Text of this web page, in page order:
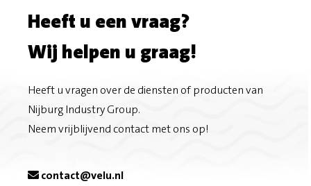
Heeft u een vraag?
Wij helpen u graag!
Heeft u vragen over de diensten of producten van
Nijburg Industry Group.
Neem vrijblijvend contact met ons op!
contact@velu.nl